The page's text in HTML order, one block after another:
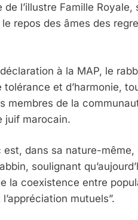
de l’illustre Famille
repos des âmes des
à la MAP, le
tolérance et d’harmonie,
membres de la
juif marocain.
est, dans sa nature-
soulignant
la coexistence entre
mutuels”.
2025, L’année